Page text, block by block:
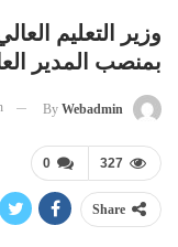
وزير التعليم
بمنصب المدير
By Webadmin
0 327
Share